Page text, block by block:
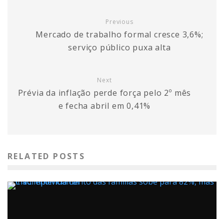
Previous
Mercado de trabalho formal cresce 3,6%;
serviço público puxa alta
Next
Prévia da inflação perde força pelo 2º mês
e fecha abril em 0,41%
RELATED POSTS